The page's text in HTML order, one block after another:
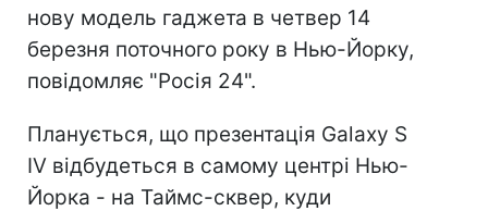
нову модель гаджета в четвер 14
березня поточного року в Нью-Йорку,
повідомляє "Росія 24".
Планується, що презентація Galaxy S
IV відбудеться в самому центрі Нью-
Йорка - на Таймс-сквер, куди